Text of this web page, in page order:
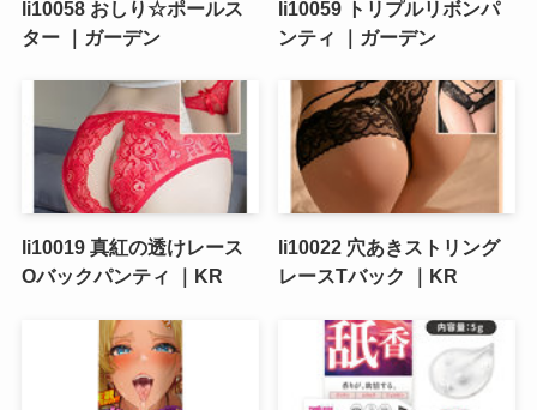
li10058 おしり☆ポールス
ター ｜ガーデン
li10059 トリプルリボンパ
ンティ ｜ガーデン
li10019 真紅の透けレース
Oバックパンティ ｜KR
li10022 穴あきストリング
レースTバック ｜KR